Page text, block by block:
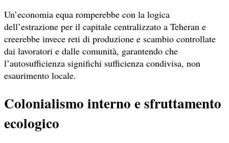
Un’economia equa romperebbe con la logica
dell’estrazione per il capitale centralizzato a Teheran e
creerebbe invece reti di produzione e scambio controllate
dai lavoratori e dalle comunità, garantendo che
l’autosufficienza significhi sufficienza condivisa, non
esaurimento locale.
Colonialismo interno e sfruttamento
ecologico